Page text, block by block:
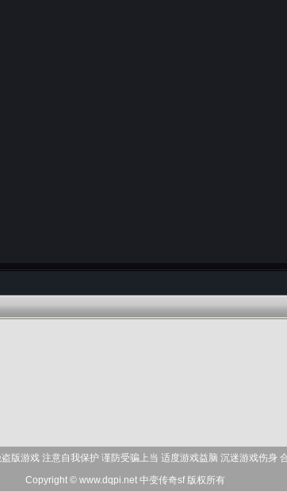
版游戏 注意自我保护 谨防受骗上当 适度游戏益脑 沉迷游戏伤身
Copyright © www.dqpi.net 中变传奇sf版权所有